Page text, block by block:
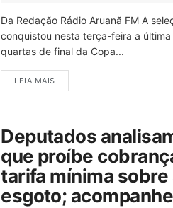
Da Redação Rádio Aruanã FM A
conquistou nesta terça-feira a
quartas de final da Copa...
LEIA MAIS
Deputados
que proíbe
tarifa mínima sobre
esgoto; acompanhe